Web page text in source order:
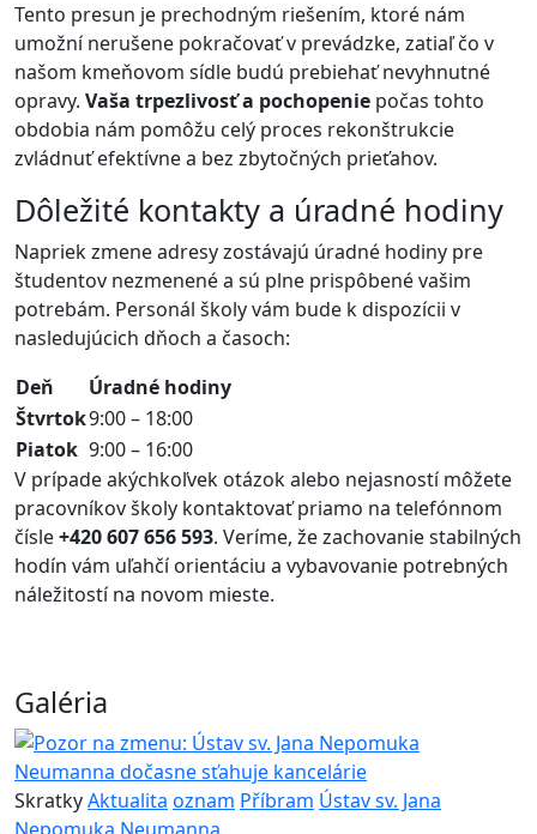
Tento presun je prechodným riešením, ktoré nám
umožní nerušene pokračovať v prevádzke, zatiaľ čo v
našom kmeňovom sídle budú prebiehať nevyhnutné
opravy. Vaša trpezlivosť a pochopenie počas tohto
obdobia nám pomôžu celý proces rekonštrukcie
zvládnuť efektívne a bez zbytočných prieťahov.
Dôležité kontakty a úradné hodiny
Napriek zmene adresy zostávajú úradné hodiny pre
študentov nezmenené a sú plne prispôbené vašim
potrebám. Personál školy vám bude k dispozícii v
nasledujúcich dňoch a časoch:
Deň
Úradné hodiny
Štvrtok9:00 – 18:00
Piatok 9:00 – 16:00
V prípade akýchkoľvek otázok alebo nejasností môžete
pracovníkov školy kontaktovať priamo na telefónnom
čísle+420 607 656 593. Veríme, že zachovanie stabilných
hodín vám uľahčí orientáciu a vybavovanie potrebných
náležitostí na novom mieste.
Galéria
SkratkyAktualita oznam Příbram Ústav sv. Jana